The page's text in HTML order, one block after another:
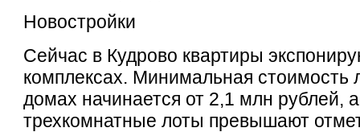
Новостройки
Сейчас в Кудрово квартиры
комплексах. Минимальная стоимость
домах начинается от 2,1 млн рублей,
трехкомнатные лоты превышают